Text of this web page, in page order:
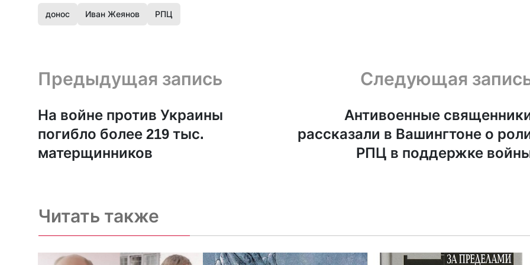
донос Иван Жеянов РПЦ
Предыдущая запись и следующая запись
Предыдущая запись
На войне против Украины
погибло более 219 тыс.
матерщинников
Следующая
Антивоенные
рассказали в Вашингтоне о
РПЦ в поддержке
Читать также